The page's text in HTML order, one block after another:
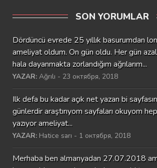
SON YORUMLAR
Dördüncü evrede 25 yıllık basurumdan
ameliyat oldum. On gün oldu. Her gün
hala dayanmakta zorlandığım ağrılarım...
YAZAR: Ağrılı - 23 октября, 2018
Ilk defa bu kadar açık net yazan bi
günlerdir araştırıyom sayfaları okuyom
yazıyor ameliyat...
YAZAR: Hatice sarı - 1 октября, 2018
Merhaba ben almanyadan 27.07.2018